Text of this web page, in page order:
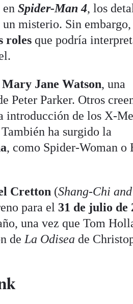
Spider-Man 4, los
un misterio. Sin
rolesque podría
Mary Jane Watson, una
Peter Parker. Otros
introducción de los X-
ha surgido la
, como Spider-Woman o
Cretton (Shang-Chi
para el 31 de julio de
una vez que Tom
de La Odisea de